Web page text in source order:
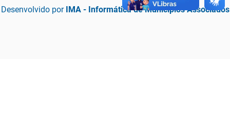
Desenvolvido por IMA - Informática de Municípios Associados